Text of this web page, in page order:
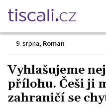
9. srpna, Roman
Vyhlašujeme
přílohu. Češi ji
zahraničí se